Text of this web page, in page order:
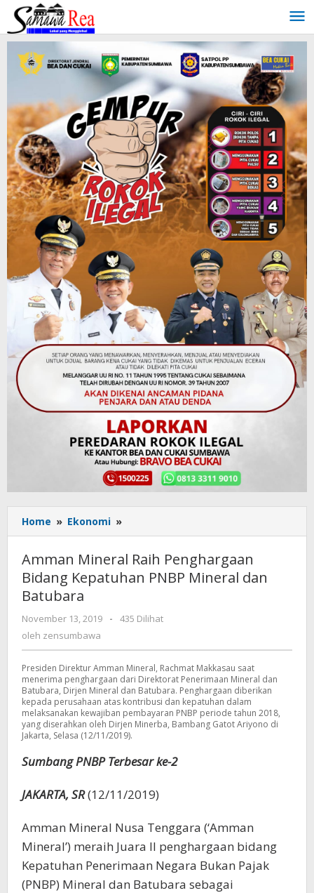
Lewati
konten
Home » Ekonomi »
Mineral
Raih
Penghargaan
Bidang
Mineral
Batubara
Amman Mineral Raih Penghargaan
Bidang Kepatuhan PNBP Mineral dan
Batubara
November 13, 2019
oleh
-
435 Dilihat
oleh zensumbawa
Presiden Direktur Amman Mineral, Rachmat Makkasau saat
menerima penghargaan dari Direktorat Penerimaan Mineral dan
Batubara, Dirjen Mineral dan Batubara. Penghargaan diberikan
kepada perusahaan atas kontribusi dan kepatuhan dalam
melaksanakan kewajiban pembayaran PNBP periode tahun 2018,
yang diserahkan oleh Dirjen Minerba, Bambang Gatot Ariyono di
Jakarta, Selasa (12/11/2019).
Sumbang PNBP Terbesar ke-2
JAKARTA, SR(12/11/2019)
Amman Mineral Nusa Tenggara (‘Amman
Mineral’) meraih Juara II penghargaan bidang
Kepatuhan Penerimaan Negara Bukan Pajak
(PNBP) Mineral dan Batubara sebagai